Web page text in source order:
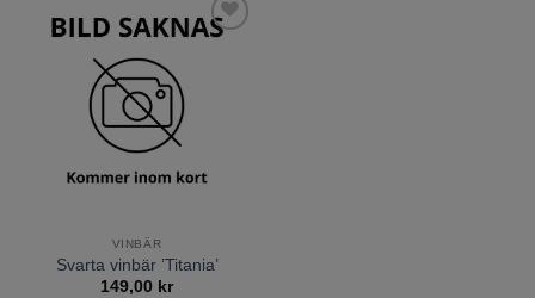
VINBÄR
Svarta vinbär ’Titania’
149,00 kr